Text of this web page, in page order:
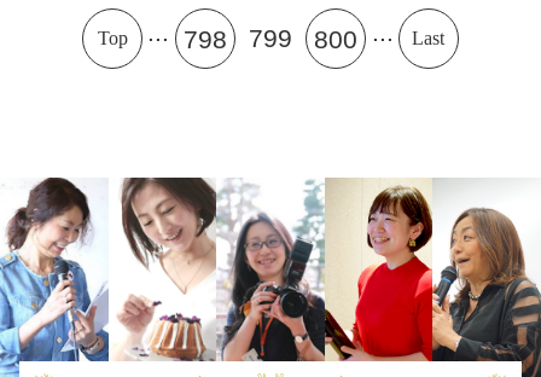
Top ... 798 799 800 ... Last